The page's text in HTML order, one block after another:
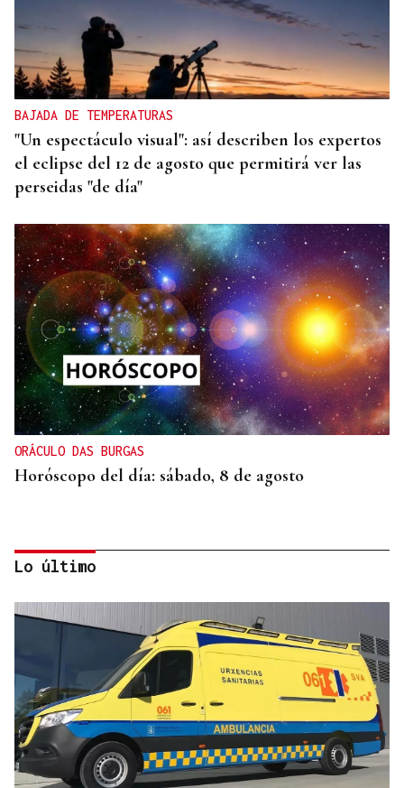
BAJADA DE TEMPERATURAS
"Un espectáculo visual": así describen los expertos
el eclipse del 12 de agosto que permitirá ver las
perseidas "de día"
ORÁCULO DAS BURGAS
Horóscopo del día: sábado, 8 de agosto
SEGURIDAD INFANTIL
Un tribunal de Estados Unidos multa a Meta con
Lo último